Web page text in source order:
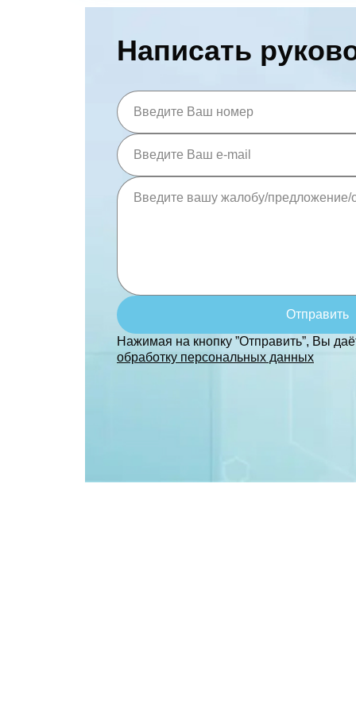
Написать
Отправить
Нажимая на кнопку ”Отправить”, Вы
обработку персональных данных